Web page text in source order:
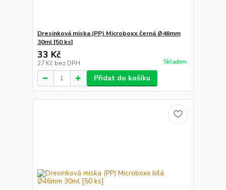
Dresinková miska (PP) Microboxx černá Ø46mm
30ml [50 ks]
33 Kč
27 Kč bez DPH Skladem
Přidat do košíku